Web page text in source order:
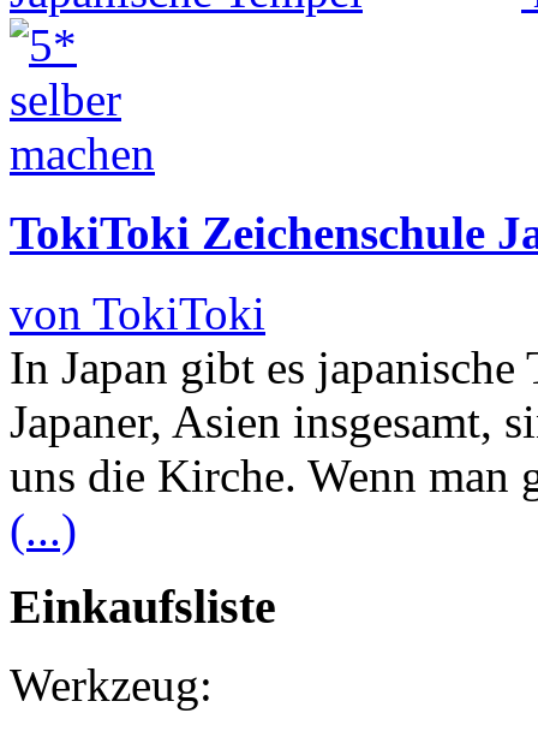
TokiToki Zeichenschule
von TokiToki
In Japan gibt es
Japaner, Asien insgesamt,
uns die Kirche. Wenn man
(...)
Einkaufsliste
Werkzeug: